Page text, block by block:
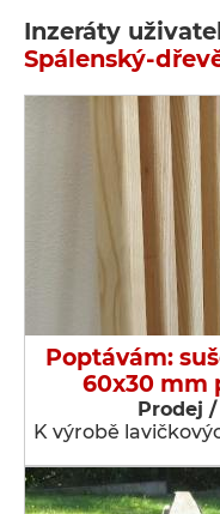
Inzeráty
Spálenský-
Poptávám:
60x30 mm
Prodej
K výrobě